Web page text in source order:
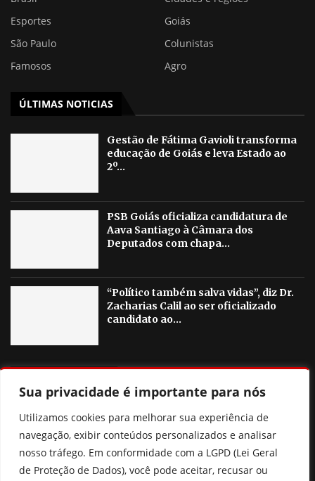
Sua privacidade é importante para nós
Utilizamos cookies para melhorar sua experiência de
navegação, exibir conteúdos personalizados e analisar
nosso tráfego. Em conformidade com a LGPD (Lei Geral
de Proteção de Dados), você pode aceitar, recusar ou
Esportes
Goiás
São Paulo
Colunistas
Famosos
Agro
ÚLTIMAS NOTICIAS
Gestão de Fátima Gavioli transforma
educação de Goiás e leva Estado ao
2º...
PSB Goiás oficializa candidatura de
Aava Santiago à Câmara dos
Deputados com chapa...
“Político também salva vidas”, diz Dr.
Zacharias Calil ao ser oficializado
candidato ao...
Pix Pensão: o que realmente muda? Entenda a nova lei
sem cair nas fake news
Ciclone bomba: entenda o fenômeno e áreas de risco no
Brasil